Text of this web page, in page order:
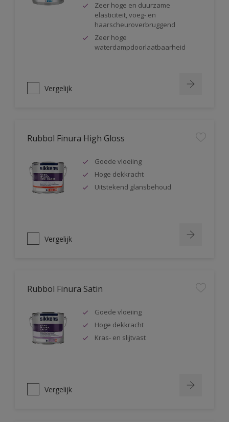
Zeer hoge en duurzame
elasticiteit, voeg- en
haarscheuroverbruggend
Zeer hoge
waterdampdoorlaatbaarheid
Vergelijk
Rubbol Finura High Gloss
Goede vloeiing
Hoge dekkracht
Uitstekend glansbehoud
Vergelijk
Rubbol Finura Satin
Goede vloeiing
Hoge dekkracht
Kras- en slijtvast
Vergelijk